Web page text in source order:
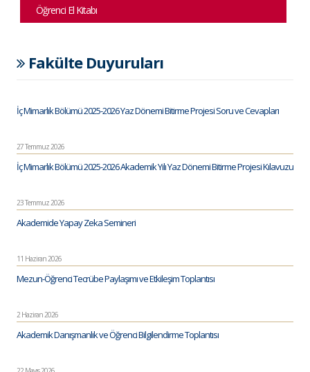
Öğrenci El Kitabı
Fakülte Duyuruları
İç Mimarlık Bölümü 2025-2026 Yaz Dönemi Bitirme Projesi Soru ve Cevapları
27 Temmuz 2026
İç Mimarlık Bölümü 2025-2026 Akademik Yılı Yaz Dönemi Bitirme Projesi Kılavuzu
23 Temmuz 2026
Akademide Yapay Zeka Semineri
11 Haziran 2026
Mezun-Öğrenci Tecrübe Paylaşımı ve Etkileşim Toplantısı
2 Haziran 2026
Akademik Danışmanlık ve Öğrenci Bilgilendirme Toplantısı